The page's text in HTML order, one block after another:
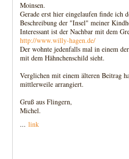
Moinsen.
Gerade erst hier eingelaufen finde ich
Beschreibung der "Insel" meiner
Interessant ist der Nachbar mit dem
http://www.willy-hagen.de/
Der wohnte jedenfalls mal in einem
mit dem Hähnchenschild sieht.
Verglichen mit einem älteren Beitrag
mittlerweile arrangiert.
Gruß aus Flingern,
Michel.
... link